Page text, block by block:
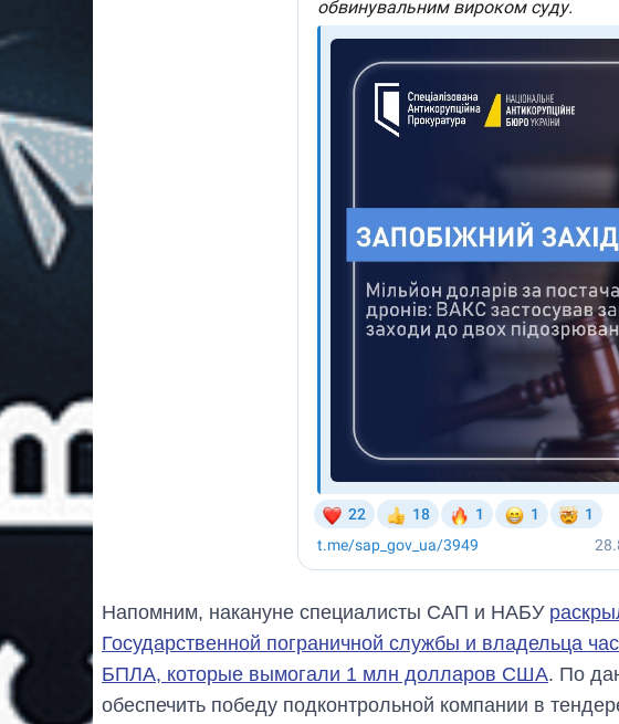
Напомним, накануне специалисты САП и НАБУ
Государственной пограничной службы и владельца
БПЛА, которые вымогали 1 млн долларов США. По
обеспечить победу подконтрольной компании в